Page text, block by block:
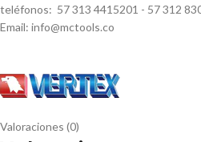
teléfonos: 57 313 4415201 - 57 312
Email: info@mctools.co
Valoraciones (0)